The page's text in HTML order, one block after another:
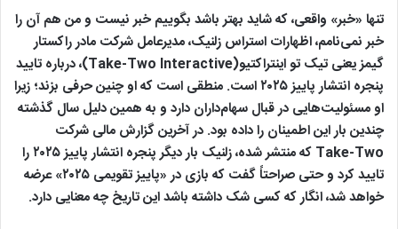
تنها «خبر» واقعی، که شاید بهتر باشد بگوییم خبر نیست و من هم آن را
خبر نمی‌نامم، اظهارات استراس زلنیک، مدیرعامل شرکت مادر راکستار
گیمز یعنی تیک تو اینتراکتیو(Take-Two Interactive)، درباره تایید
پنجره انتشار پاییز ۲۰۲۵ است. منطقی است که او چنین حرفی بزند؛ زیرا
او مسئولیت‌هایی در قبال سهام‌داران دارد و به همین دلیل سال گذشته
چندین بار این اطمینان را داده بود. در آخرین گزارش مالی شرکت
Take-Two که منتشر شده، زلنیک بار دیگر پنجره انتشار پاییز ۲۰۲۵ را
تایید کرد و حتی صراحتاً گفت که بازی در «پاییز تقویمی ۲۰۲۵» عرضه
خواهد شد، انگار که کسی شک داشته باشد این تاریخ چه معنایی دارد.